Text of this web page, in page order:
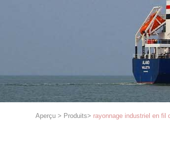
Aperçu > Produits> rayonnage industriel en fil